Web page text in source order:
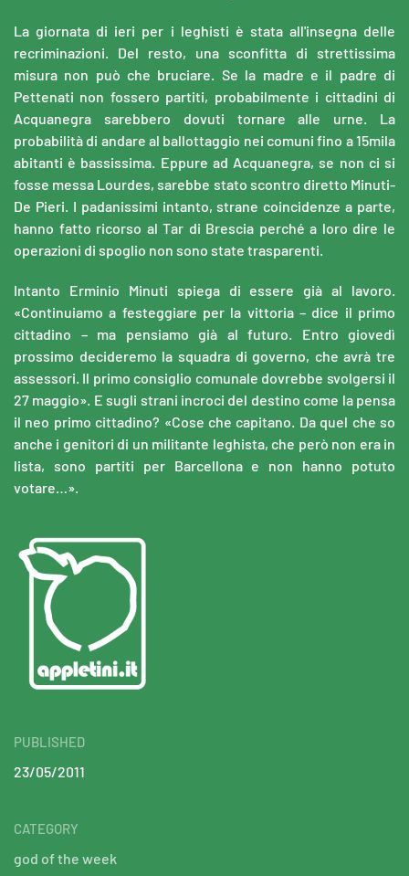
La giornata di ieri per i leghisti è stata all'insegna delle
recriminazioni. Del resto, una sconfitta di strettissima
misura non può che bruciare. Se la madre e il padre di
Pettenati non fossero partiti, probabilmente i cittadini di
Acquanegra sarebbero dovuti tornare alle urne. La
probabilità di andare al ballottaggio nei comuni fino a 15mila
abitanti è bassissima. Eppure ad Acquanegra, se non ci si
fosse messa Lourdes, sarebbe stato scontro diretto Minuti-
De Pieri. I padanissimi intanto, strane coincidenze a parte,
hanno fatto ricorso al Tar di Brescia perché a loro dire le
operazioni di spoglio non sono state trasparenti.
Intanto Erminio Minuti spiega di essere già al lavoro.
«Continuiamo a festeggiare per la vittoria – dice il primo
cittadino – ma pensiamo già al futuro. Entro giovedì
prossimo decideremo la squadra di governo, che avrà tre
assessori. Il primo consiglio comunale dovrebbe svolgersi il
27 maggio». E sugli strani incroci del destino come la pensa
il neo primo cittadino? «Cose che capitano. Da quel che so
anche i genitori di un militante leghista, che però non era in
lista, sono partiti per Barcellona e non hanno potuto
votare…».
PUBLISHED
23/05/2011
CATEGORY
god of the week